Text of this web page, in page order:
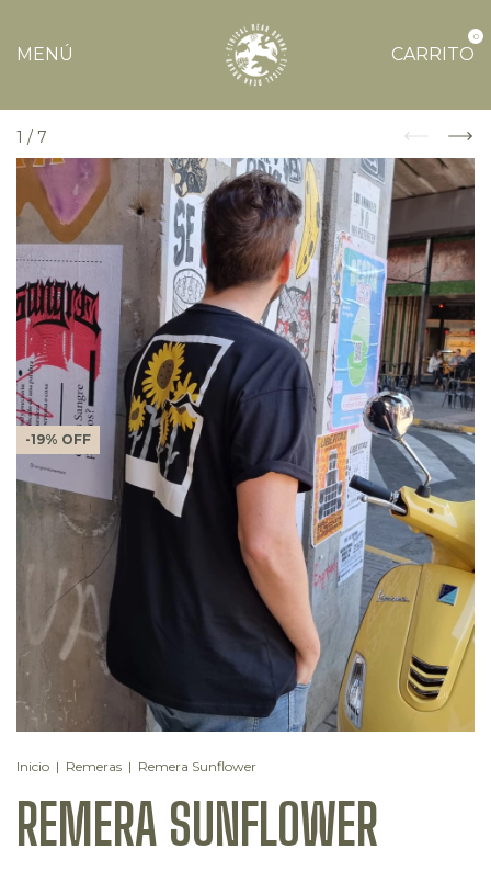
MENÚ CARRITO
0
1 / 7
-19% OFF
Inicio | Remeras | Remera Sunflower
REMERA SUNFLOWER